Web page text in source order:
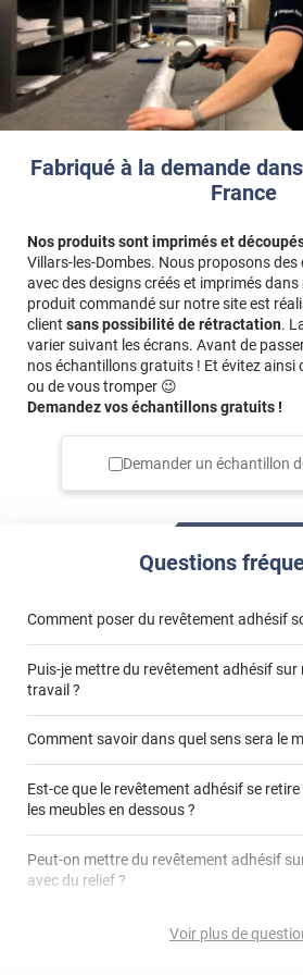
Fabriqué à la demande
France
Nos produits sont imprimés et
Villars-les-Dombes. Nous proposons
avec des designs créés et imprimés
produit commandé sur notre site est
client sans possibilité de rétractation.
varier suivant les écrans. Avant de
nos échantillons gratuits ! Et évitez ainsi
ou de vous tromper 😉
Demandez vos échantillons gratuits !
Demander un échantillon
Questions
Comment poser du revêtement adhésif
« Comment poser un
Puis-je mettre du revêtement adhésif sur
travail ?
Comment savoir dans quel sens sera le
Est-ce que le revêtement adhésif se
les meubles en dessous ?
Peut-on mettre du revêtement adhésif
avec du relief ?
Peut-on mettre du revêtement adhésif
Voir plus de